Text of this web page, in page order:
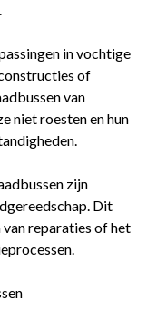
in vochtige
of
van
niet roesten en hun
zijn
Dit
reparaties of het